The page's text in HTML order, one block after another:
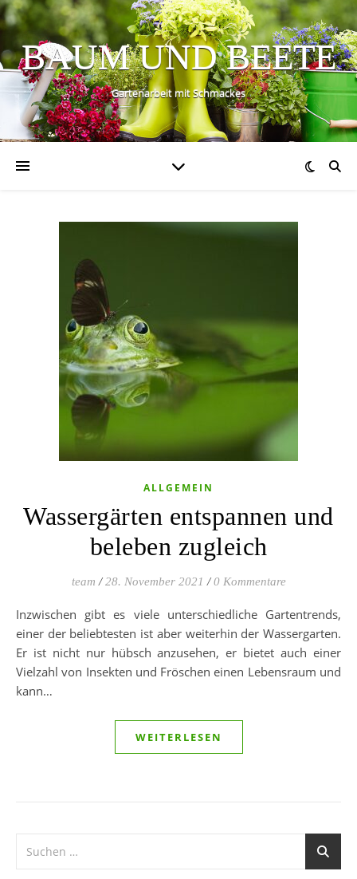
BAUM UND BEETE
Gartenarbeit mit Schmackes
ALLGEMEIN
Wassergärten entspannen und
beleben zugleich
team / 28. November 2021 / 0 Kommentare
Inzwischen gibt es viele unterschiedliche Gartentrends,
einer der beliebtesten ist aber weiterhin der Wassergarten.
Er ist nicht nur hübsch anzusehen, er bietet auch einer
Vielzahl von Insekten und Fröschen einen Lebensraum und
kann…
WEITERLESEN